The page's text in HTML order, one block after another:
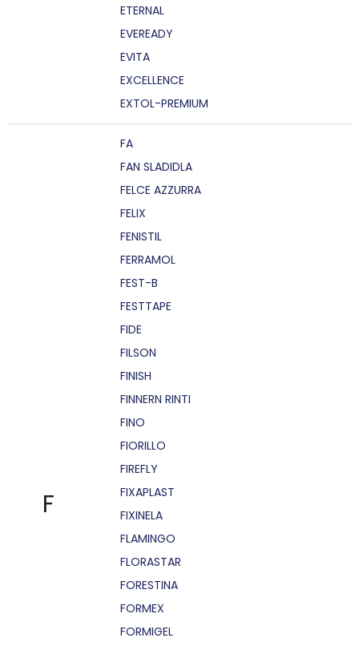
ETERNAL
EVEREADY
EVITA
EXCELLENCE
EXTOL-PREMIUM
F
FA
FAN SLADIDLA
FELCE AZZURRA
FELIX
FENISTIL
FERRAMOL
FEST-B
FESTTAPE
FIDE
FILSON
FINISH
FINNERN RINTI
FINO
FIORILLO
FIREFLY
FIXAPLAST
FIXINELA
FLAMINGO
FLORASTAR
FORESTINA
FORMEX
FORMIGEL